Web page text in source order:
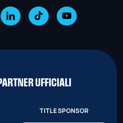
UFFICIALI
TITLE SPONSOR